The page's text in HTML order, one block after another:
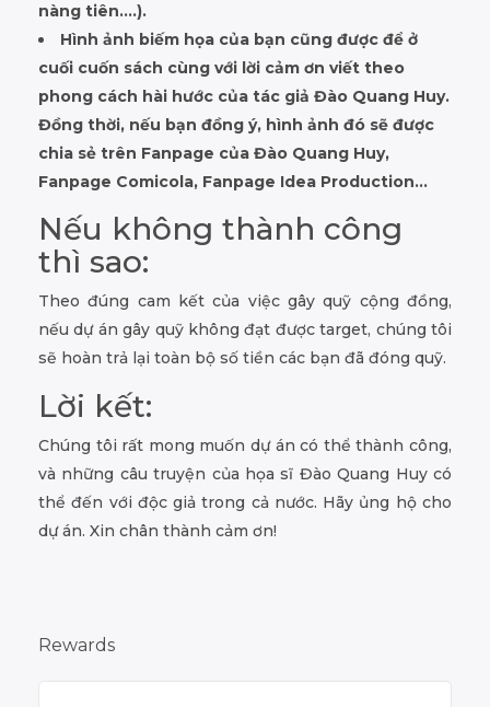
nàng tiên….).
Hình ảnh biếm họa của bạn cũng được để ở
cuối cuốn sách cùng với lời cảm ơn viết theo
phong cách hài hước của tác giả Đào Quang Huy.
Đồng thời, nếu bạn đồng ý, hình ảnh đó sẽ được
chia sẻ trên Fanpage của Đào Quang Huy,
Fanpage Comicola, Fanpage Idea Production…
Nếu không thành công
thì sao:
Theo đúng cam kết của việc gây quỹ cộng đồng,
nếu dự án gây quỹ không đạt được target, chúng tôi
sẽ hoàn trả lại toàn bộ số tiền các bạn đã đóng quỹ.
Lời kết:
Chúng tôi rất mong muốn dự án có thể thành công,
và những câu truyện của họa sĩ Đào Quang Huy có
thể đến với độc giả trong cả nước. Hãy ủng hộ cho
dự án. Xin chân thành cảm ơn!
Rewards